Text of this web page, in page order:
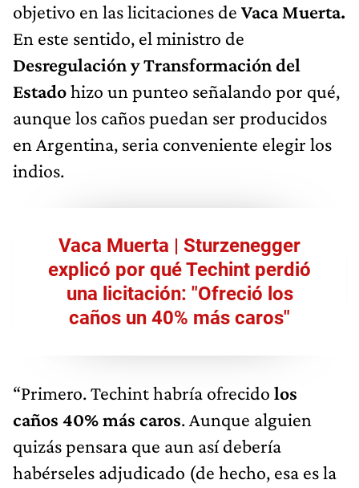
objetivo en las licitaciones de Vaca Muerta.
En este sentido, el ministro de
Desregulación y Transformación del
Estadohizo un punteo señalando por qué,
aunque los caños puedan ser producidos
en Argentina, seria conveniente elegir los
indios.
Vaca Muerta | Sturzenegger
explicó por qué Techint perdió
una licitación: "Ofreció los
caños un 40% más caros"
“Primero. Techint habría ofrecido los
caños 40% más caros. Aunque alguien
quizás pensara que aun así debería
habérseles adjudicado (de hecho, esa es la